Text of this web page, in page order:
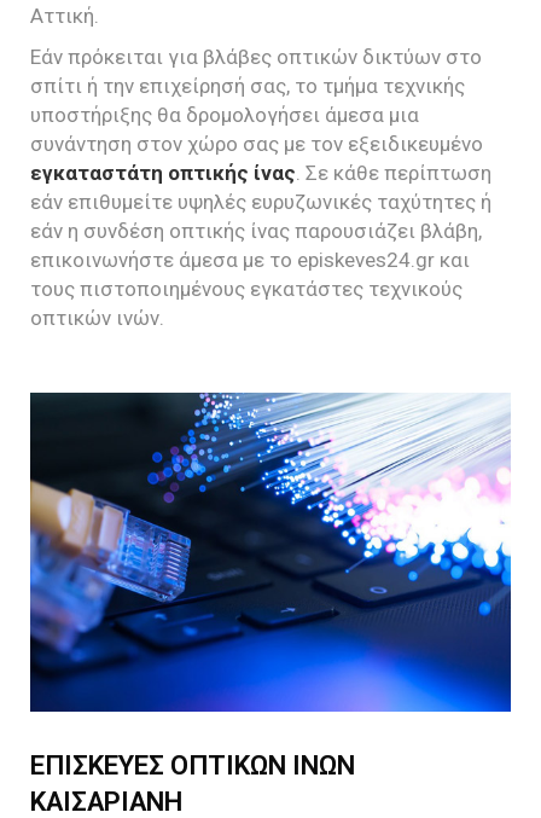
Αττική.
Εάν πρόκειται για βλάβες οπτικών δικτύων στο
σπίτι ή την επιχείρησή σας, το τμήμα τεχνικής
υποστήριξης θα δρομολογήσει άμεσα μια
συνάντηση στον χώρο σας με τον εξειδικευμένο
εγκαταστάτη οπτικής ίνας . Σε κάθε περίπτωση
εάν επιθυμείτε υψηλές ευρυζωνικές ταχύτητες ή
εάν η συνδέση οπτικής ίνας παρουσιάζει βλάβη,
επικοινωνήστε άμεσα με το episkeves24.gr και
τους πιστοποιημένους εγκατάστες τεχνικούς
οπτικών ινών.
ΕΠΙΣΚΕΥΕΣ ΟΠΤΙΚΩΝ ΙΝΩΝ
ΚΑΙΣΑΡΙΑΝΗ